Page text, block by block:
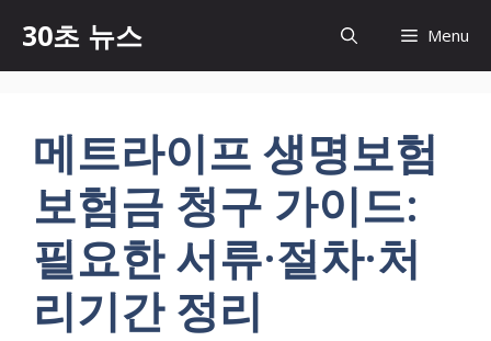
츠
30초 뉴스 Menu
메트라이프 생명보험
보험금 청구 가이드:
필요한 서류·절차·처
리기간 정리